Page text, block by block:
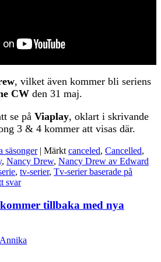
, vilket även kommer bli seriens
CW den 31 maj.
se på Viaplay, oklart i skrivande
3 & 4 kommer att visas där.
säsonger | Märkt canceled, Cancelled,
, Nancy Drew, Nancy Drew av Edward
, tv-serier, Tv-serier baserade på
svar
tillbaka med nya
Annika